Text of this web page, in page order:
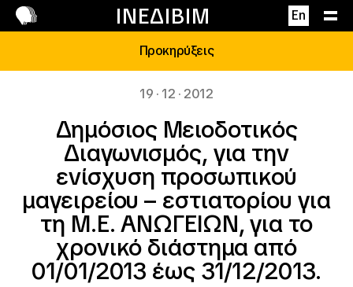
ΙΝΕΔΙΒΙΜ En
Επικοινωνία
Προκηρύξεις
19 · 12 · 2012
Δημόσιος Μειοδοτικός
Διαγωνισμός, για την
ενίσχυση προσωπικού
μαγειρείου – εστιατορίου για
τη Μ.Ε. ΑΝΩΓΕΙΩΝ, για το
χρονικό διάστημα από
01/01/2013 έως 31/12/2013.